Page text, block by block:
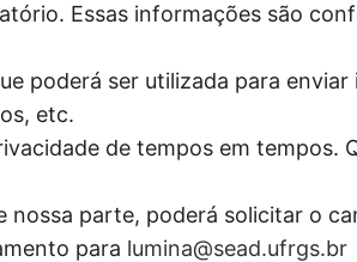
Essas informações são
poderá ser utilizada para
etc.
de tempos em tempos.
parte, poderá solicitar o
para lumina@sead.ufrgs.br